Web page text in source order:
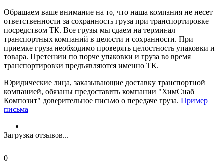
Обращаем ваше внимание на то, что наша компания не несет
ответственности за сохранность груза при транспортировке
посредством ТК. Все грузы мы сдаем на терминал
транспортных компаний в целости и сохранности. При
приемке груза необходимо проверять целостность упаковки и
товара. Претензии по порче упаковки и груза во время
транспортировки предъявляются именно ТК.
Юридические лица, заказывающие доставку транспортной
компанией, обязаны предоставить компании "ХимСнаб
Композит" доверительное письмо о передаче груза. Пример
письма
Загрузка отзывов...
0